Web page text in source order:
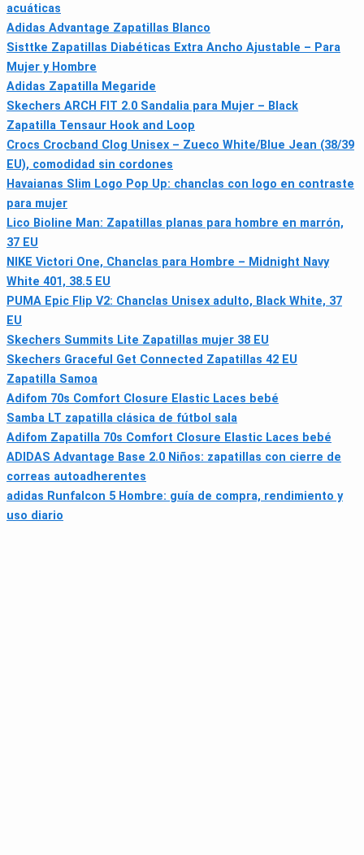
acuáticas
Adidas Advantage Zapatillas Blanco
Sisttke Zapatillas Diabéticas Extra Ancho Ajustable – Para
Mujer y Hombre
Adidas Zapatilla Megaride
Skechers ARCH FIT 2.0 Sandalia para Mujer – Black
Zapatilla Tensaur Hook and Loop
Crocs Crocband Clog Unisex – Zueco White/Blue Jean (38/39
EU), comodidad sin cordones
Havaianas Slim Logo Pop Up: chanclas con logo en contraste
para mujer
Lico Bioline Man: Zapatillas planas para hombre en marrón,
37 EU
NIKE Victori One, Chanclas para Hombre – Midnight Navy
White 401, 38.5 EU
PUMA Epic Flip V2: Chanclas Unisex adulto, Black White, 37
EU
Skechers Summits Lite Zapatillas mujer 38 EU
Skechers Graceful Get Connected Zapatillas 42 EU
Zapatilla Samoa
Adifom 70s Comfort Closure Elastic Laces bebé
Samba LT zapatilla clásica de fútbol sala
Adifom Zapatilla 70s Comfort Closure Elastic Laces bebé
ADIDAS Advantage Base 2.0 Niños: zapatillas con cierre de
correas autoadherentes
adidas Runfalcon 5 Hombre: guía de compra, rendimiento y
uso diario